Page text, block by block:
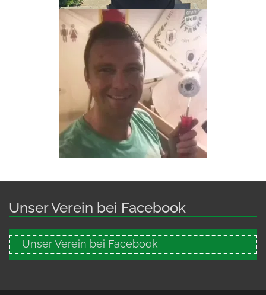
Unser Verein bei Facebook
Unser Verein bei Facebook